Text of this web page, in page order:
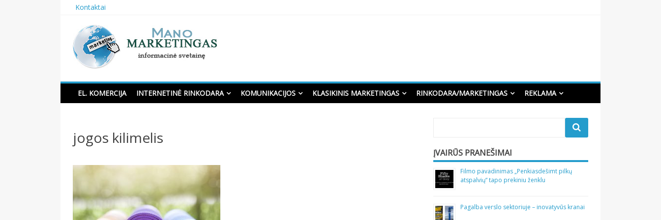
content
Kontaktai
Manomarketingas.lt
EL. KOMERCIJA INTERNETINĖ RINKODARA KOMUNIKACIJOS KLASIKINIS MARKETINGAS RINKODARA/MARKETINGAS REKLAMA
jogos kilimelis
ĮVAIRŪS PRANEŠIMAI
Filmo pavadinimas „Penkiasdešimt pilkų
atspalvių“ tapo prekiniu ženklu
Pagalba verslo sektoriuje – inovatyvūs kranai